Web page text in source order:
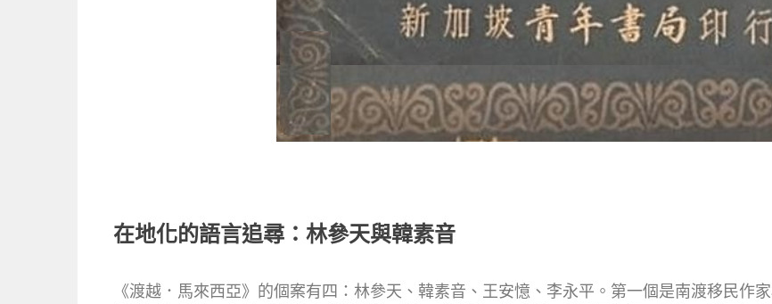
在地化的語言追尋：林參天與韓素音
《渡越．馬來西亞》的個案有四：林參天、韓素音、王安憶、李永平。第一個是南渡移民作